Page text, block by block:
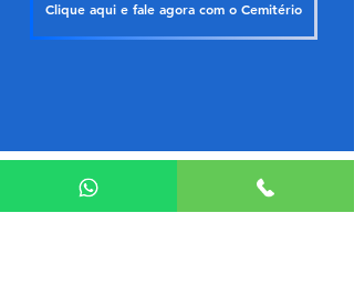
Clique aqui e fale agora com o Cemitério